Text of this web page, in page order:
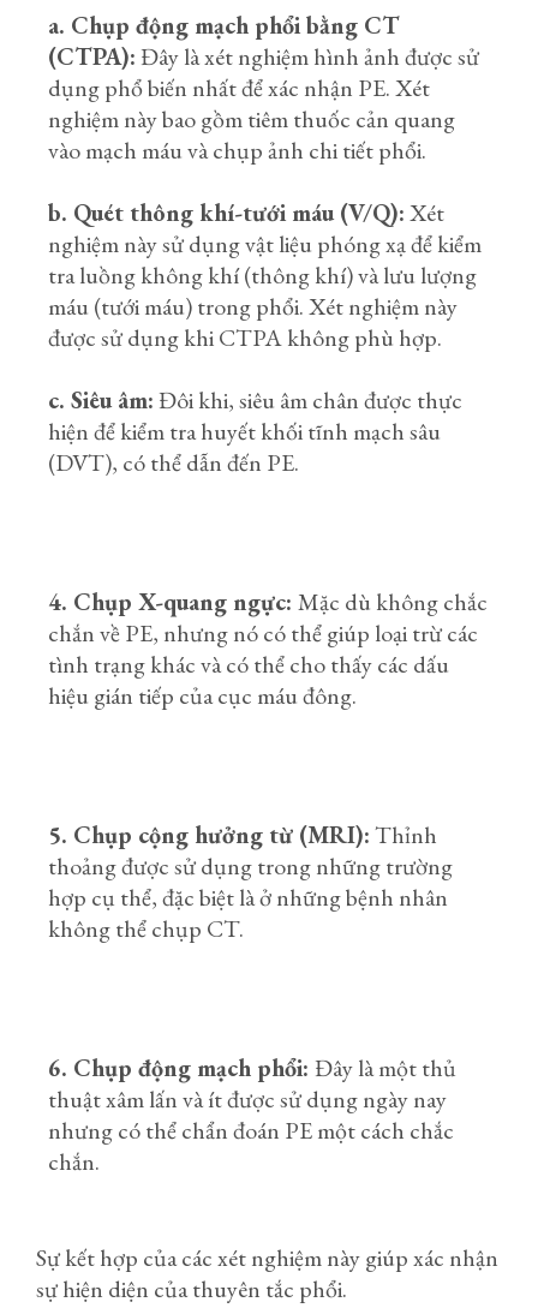
a. Chụp động mạch phổi bằng CT
(CTPA):Đây là xét nghiệm hình ảnh được sử
dụng phổ biến nhất để xác nhận PE. Xét
nghiệm này bao gồm tiêm thuốc cản quang
vào mạch máu và chụp ảnh chi tiết phổi.
b. Quét thông khí-tưới máu (V/Q):Xét
nghiệm này sử dụng vật liệu phóng xạ để kiểm
tra luồng không khí (thông khí) và lưu lượng
máu (tưới máu) trong phổi. Xét nghiệm này
được sử dụng khi CTPA không phù hợp.
c. Siêu âm:Đôi khi, siêu âm chân được thực
hiện để kiểm tra huyết khối tĩnh mạch sâu
(DVT), có thể dẫn đến PE.
4. Chụp X-quang ngực: Mặc dù không chắc
chắn về PE, nhưng nó có thể giúp loại trừ các
tình trạng khác và có thể cho thấy các dấu
hiệu gián tiếp của cục máu đông.
5. Chụp cộng hưởng từ (MRI):Thỉnh
thoảng được sử dụng trong những trường
hợp cụ thể, đặc biệt là ở những bệnh nhân
không thể chụp CT.
6. Chụp động mạch phổi: Đây là một thủ
thuật xâm lấn và ít được sử dụng ngày nay
nhưng có thể chẩn đoán PE một cách chắc
chắn.
Sự kết hợp của các xét nghiệm này giúp xác nhận
sự hiện diện của thuyên tắc phổi.